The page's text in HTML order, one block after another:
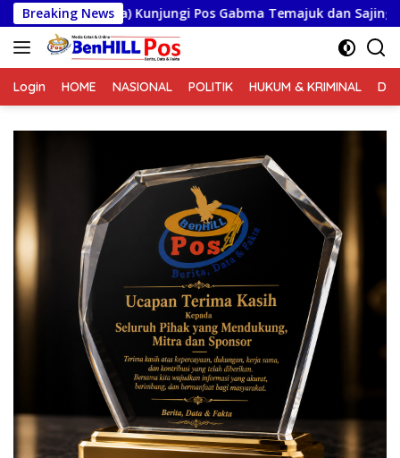
Langsung
ke
konten
Breaking News
Pos Gabma Temajuk dan Sajingan, Perkuat Sinergitas
Login HOME NASIONAL POLITIK HUKUM & KRIMINAL